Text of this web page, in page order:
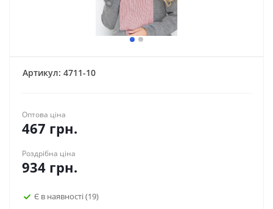
Артикул: 4711-10
Оптова ціна
467 грн.
Роздрібна ціна
934 грн.
Є в наявності(19)